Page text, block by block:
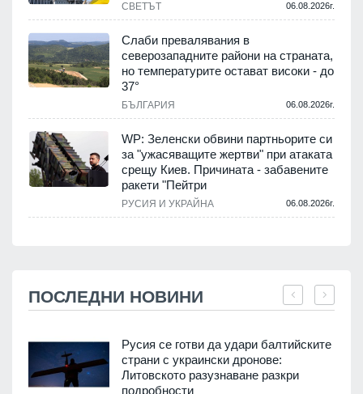
СВЕТЪТ 06.08.2026г.
Слаби превалявания в
северозападните райони на страната,
но температурите остават високи - до
37°
БЪЛГАРИЯ 06.08.2026г.
WP: Зеленски обвини партньорите си
за "ужасяващите жертви" при атаката
срещу Киев. Причината - забавените
ракети "Пейтри
РУСИЯ И УКРАЙНА 06.08.2026г.
ПОСЛЕДНИ НОВИНИ
Русия се готви да удари балтийските
страни с украински дронове:
Литовското разузнаване разкри
подробности